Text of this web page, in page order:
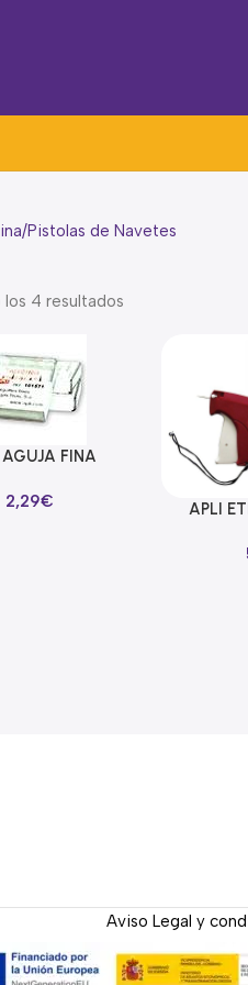
Pistolas de Navetes
los 4 resultados
FINA
101546 – 5
2,29€ Añadir Al
APLI
Aviso Legal y